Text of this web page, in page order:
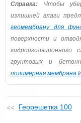
Справка: Чтобы
излишней влаги
геомембрану для
поверхности и
гидроизоляционного
грунтовых и
полимерная мембрана
Георешетка 100